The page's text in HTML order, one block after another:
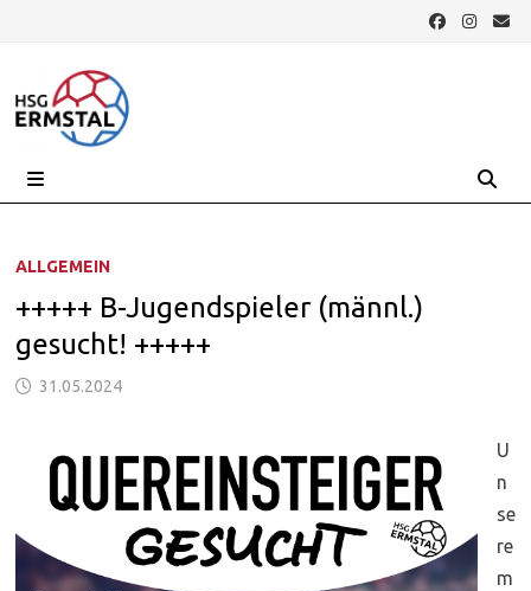
ALLGEMEIN
+++++ B-Jugendspieler (männl.)
gesucht! +++++
31.05.2024
U
n
se
re
m